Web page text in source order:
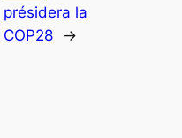
présidera la
COP28
→